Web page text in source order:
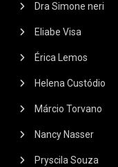
Dra Simone neri
Eliabe Visa
Érica Lemos
Helena Custódio
Márcio Torvano
Nancy Nasser
Pryscila Souza